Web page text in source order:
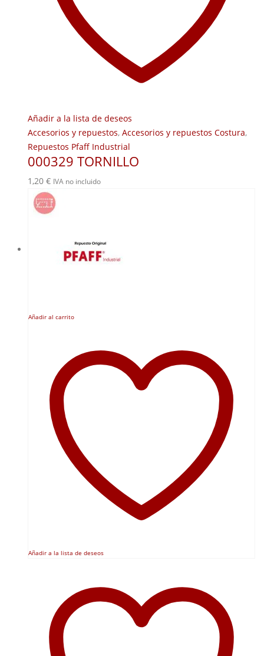
Añadir a la lista de deseos
Accesorios y repuestos, Accesorios y repuestos Costura,
Repuestos Pfaff Industrial
000329 TORNILLO
1,20 € IVA no incluido
Añadir al carrito
Añadir a la lista de deseos